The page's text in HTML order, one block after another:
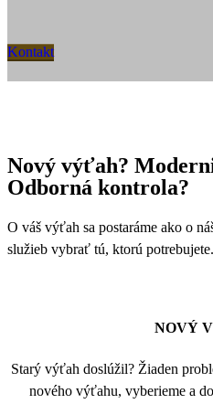
Kontakt
Nový výťah?
Odborná kontrola?
O váš výťah sa postaráme ako o
služieb vybrať tú, ktorú potrebujete.
NOVÝ
Starý výťah doslúžil? Žiaden
nového výťahu, vyberieme a